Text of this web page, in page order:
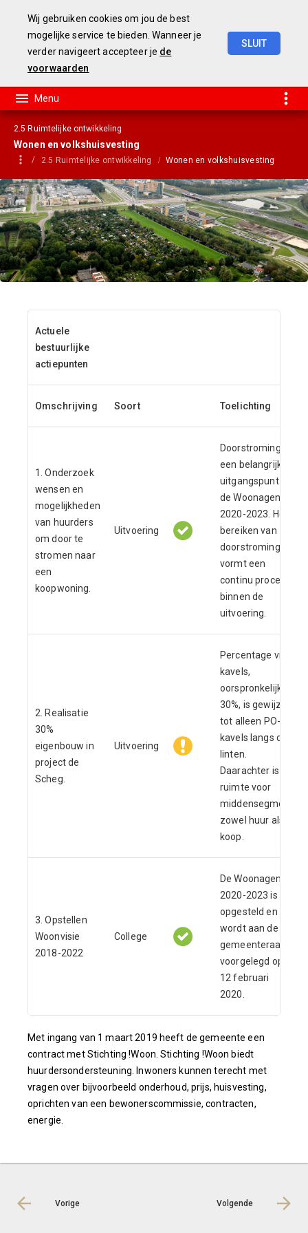
2.5 Ruimtelijke ontwikkeling
Wonen en volkshuisvesting
2.5 Ruimtelijke ontwikkeling Wonen en volkshuisvesting
Actuele
bestuurlijke
actiepunten
Omschrijving Soort Toelichting
1. Onderzoek
wensen en
mogelijkheden
van huurders
om door te
stromen naar
een
koopwoning.
Uitvoering
Doorstroming is
een belangrijk
uitgangspunt in
de Woonagenda
2020-2023. Het
bereiken van
doorstroming
vormt een
continu proces
binnen de
uitvoering.
2. Realisatie
30%
eigenbouw in
project de
Scheg.
Uitvoering
Percentage vrije
kavels,
oorspronkelijk
30%, is gewijzigd
tot alleen PO-
kavels langs de
linten.
Daarachter is nu
ruimte voor
middensegment,
zowel huur als
koop.
3. Opstellen
Woonvisie
2018-2022
College
De Woonagenda
2020-2023 is
opgesteld en
wordt aan de
gemeenteraad
voorgelegd op
12 februari
2020.
Met ingang van 1 maart 2019 heeft de gemeente een
contract met Stichting !Woon. Stichting !Woon biedt
huurdersondersteuning. Inwoners kunnen terecht met
vragen over bijvoorbeeld onderhoud, prijs, huisvesting,
oprichten van een bewonerscommissie, contracten,
energie.
Vorige Volgende
Wij gebruiken cookies om jou de best
mogelijke service te bieden. Wanneer je
verder navigeert accepteer je de
voorwaarden
SLUIT